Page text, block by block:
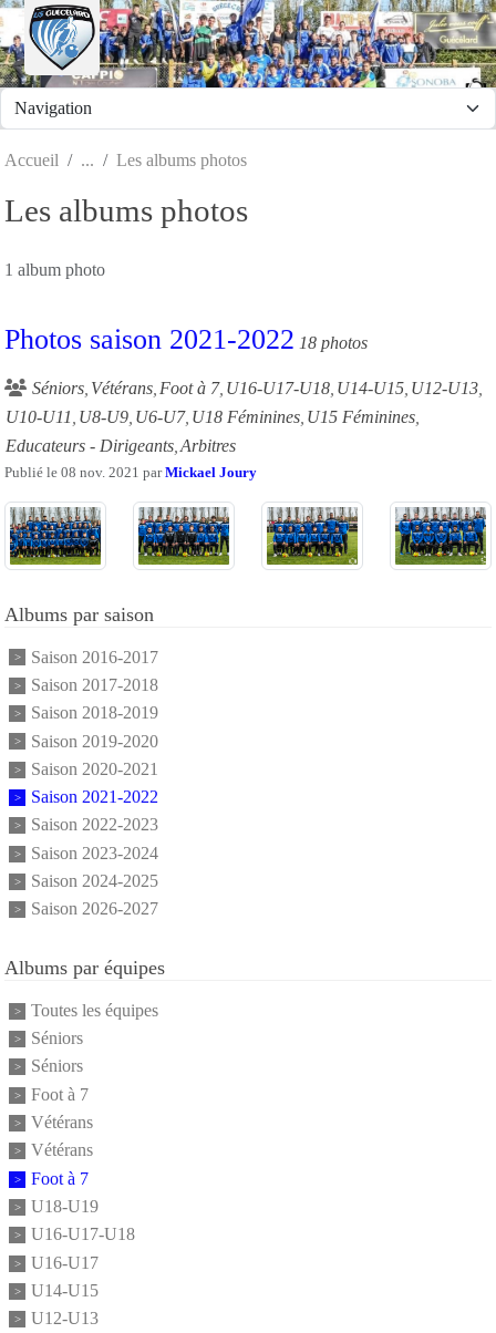
Accueil Les albums photos
Les albums photos
1 album photo
Photos saison 2021-2022 18 photos
Séniors Vétérans Foot à 7 U16-U17-U18 U14-U15 U12-U13
U10-U11 U8-U9 U6-U7 U18 Féminines U15 Féminines
Educateurs - Dirigeants Arbitres
Publié le 08 nov. 2021 parMickael Joury
Albums par saison
Saison 2016-2017
Saison 2017-2018
Saison 2018-2019
Saison 2019-2020
Saison 2020-2021
Saison 2021-2022
Saison 2022-2023
Saison 2023-2024
Saison 2024-2025
Saison 2026-2027
Albums par équipes
Toutes les équipes
Séniors
Séniors
Foot à 7
Vétérans
Vétérans
Foot à 7
U18-U19
U16-U17-U18
U16-U17
U14-U15
U12-U13
Panneau de gestion des cookies